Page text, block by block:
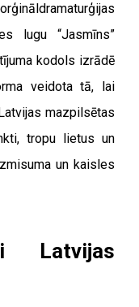
lugu “Jasmīns”
kodols izrādē
veidota tā, lai
mazpilsētas
tropu lietus un
un kaisles
Latvijas